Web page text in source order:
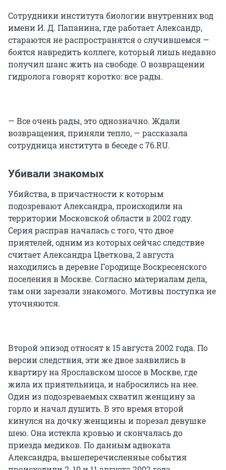
Сотрудники института биологии внутренних вод
имени И. Д. Папанина, где работает Александр,
стараются не распространятся о случившемся —
боятся навредить коллеге, который лишь недавно
получил шанс жить на свободе. О возвращении
гидролога говорят коротко: все рады.
— Все очень рады, это однозначно. Ждали
возвращения, приняли тепло, — рассказала
сотрудница института в беседе с 76.RU.
Убивали знакомых
Убийства, в причастности к которым
подозревают Александра, происходили на
территории Московской области в 2002 году.
Серия расправ началась с того, что двое
приятелей, одним из которых сейчас следствие
считает Александра Цветкова, 2 августа
находились в деревне Городище Воскресенского
поселения в Москве. Согласно материалам дела,
там они зарезали знакомого. Мотивы поступка не
уточняются.
Второй эпизод относят к 15 августа 2002 года. По
версии следствия, эти же двое заявились в
квартиру на Ярославском шоссе в Москве, где
жила их приятельница, и набросились на нее.
Один из подозреваемых схватил женщину за
горло и начал душить. В это время второй
кинулся на дочку женщины и порезал девушке
шею. Она истекла кровью и скончалась до
приезда медиков. По данным адвоката
Александра, вышеперечисленные события